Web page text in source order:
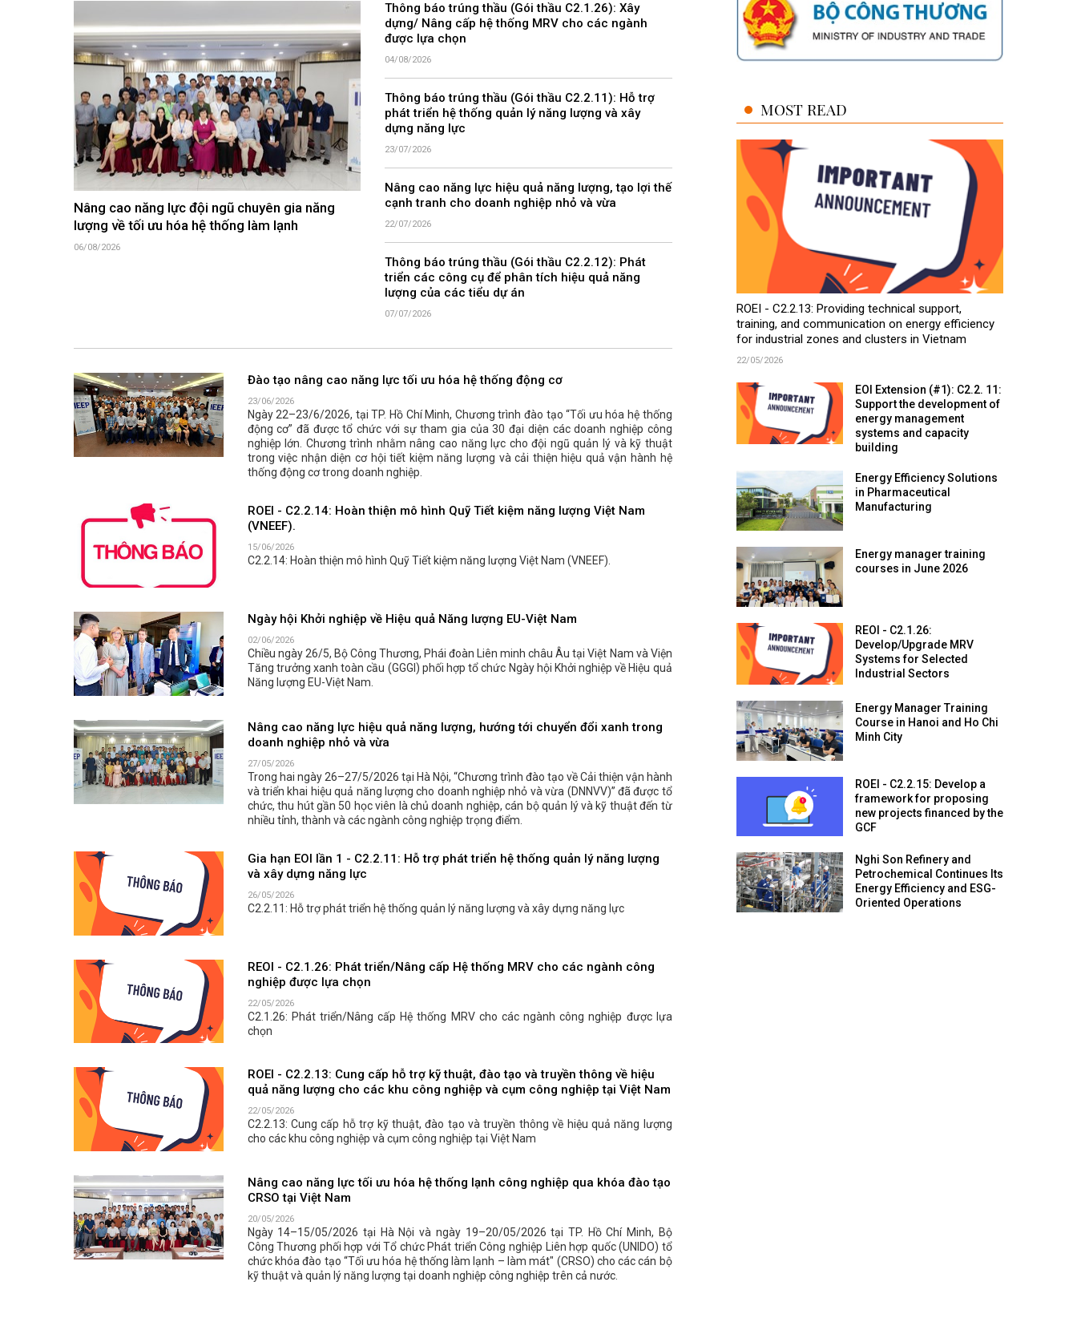
Nâng cao năng lực đội ngũ chuyên gia năng
lượng về tối ưu hóa hệ thống làm lạnh
06/08/2026
Thông báo trúng thầu (Gói thầu C2.1.26): Xây
dựng/ Nâng cấp hệ thống MRV cho các ngành
được lựa chọn
04/08/2026
Thông báo trúng thầu (Gói thầu C2.2.11): Hỗ trợ
phát triển hệ thống quản lý năng lượng và xây
dựng năng lực
23/07/2026
Nâng cao năng lực hiệu quả năng lượng, tạo lợi thế
cạnh tranh cho doanh nghiệp nhỏ và vừa
22/07/2026
Thông báo trúng thầu (Gói thầu C2.2.12): Phát
triển các công cụ để phân tích hiệu quả năng
lượng của các tiểu dự án
07/07/2026
Đào tạo nâng cao năng lực tối ưu hóa hệ thống động cơ
23/06/2026
Ngày 22–23/6/2026, tại TP. Hồ Chí Minh, Chương trình đào tạo “Tối ưu hóa hệ thống
động cơ” đã được tổ chức với sự tham gia của 30 đại diện các doanh nghiệp công
nghiệp lớn. Chương trình nhằm nâng cao năng lực cho đội ngũ quản lý và kỹ thuật
trong việc nhận diện cơ hội tiết kiệm năng lượng và cải thiện hiệu quả vận hành hệ
thống động cơ trong doanh nghiệp.
ROEI - C2.2.14: Hoàn thiện mô hình Quỹ Tiết kiệm năng lượng Việt Nam
(VNEEF).
15/06/2026
C2.2.14: Hoàn thiện mô hình Quỹ Tiết kiệm năng lượng Việt Nam (VNEEF).
Ngày hội Khởi nghiệp về Hiệu quả Năng lượng EU-Việt Nam
02/06/2026
Chiều ngày 26/5, Bộ Công Thương, Phái đoàn Liên minh châu Âu tại Việt Nam và Viện
Tăng trưởng xanh toàn cầu (GGGI) phối hợp tổ chức Ngày hội Khởi nghiệp về Hiệu quả
Năng lượng EU-Việt Nam.
Nâng cao năng lực hiệu quả năng lượng, hướng tới chuyển đổi xanh trong
doanh nghiệp nhỏ và vừa
27/05/2026
Trong hai ngày 26–27/5/2026 tại Hà Nội, “Chương trình đào tạo về Cải thiện vận hành
và triển khai hiệu quả năng lượng cho doanh nghiệp nhỏ và vừa (DNNVV)” đã được tổ
chức, thu hút gần 50 học viên là chủ doanh nghiệp, cán bộ quản lý và kỹ thuật đến từ
nhiều tỉnh, thành và các ngành công nghiệp trọng điểm.
Gia hạn EOI lần 1 - C2.2.11: Hỗ trợ phát triển hệ thống quản lý năng lượng
và xây dựng năng lực
26/05/2026
C2.2.11: Hỗ trợ phát triển hệ thống quản lý năng lượng và xây dựng năng lực
REOI - C2.1.26: Phát triển/Nâng cấp Hệ thống MRV cho các ngành công
nghiệp được lựa chọn
22/05/2026
C2.1.26: Phát triển/Nâng cấp Hệ thống MRV cho các ngành công nghiệp được lựa
chọn
ROEI - C2.2.13: Cung cấp hỗ trợ kỹ thuật, đào tạo và truyền thông về hiệu
quả năng lượng cho các khu công nghiệp và cụm công nghiệp tại Việt Nam
22/05/2026
C2.2.13: Cung cấp hỗ trợ kỹ thuật, đào tạo và truyền thông về hiệu quả năng lượng
cho các khu công nghiệp và cụm công nghiệp tại Việt Nam
Nâng cao năng lực tối ưu hóa hệ thống lạnh công nghiệp qua khóa đào tạo
CRSO tại Việt Nam
20/05/2026
Ngày 14–15/05/2026 tại Hà Nội và ngày 19–20/05/2026 tại TP. Hồ Chí Minh, Bộ
Công Thương phối hợp với Tổ chức Phát triển Công nghiệp Liên hợp quốc (UNIDO) tổ
chức khóa đào tạo “Tối ưu hóa hệ thống làm lạnh – làm mát" (CRSO) cho các cán bộ
kỹ thuật và quản lý năng lượng tại doanh nghiệp công nghiệp trên cả nước.
MOST READ
ROEI - C2.2.13: Providing technical support,
training, and communication on energy efficiency
for industrial zones and clusters in Vietnam
22/05/2026
EOI Extension (#1): C2.2. 11:
Support the development of
energy management
systems and capacity
building
Energy Efficiency Solutions
in Pharmaceutical
Manufacturing
Energy manager training
courses in June 2026
REOI - C2.1.26:
Develop/Upgrade MRV
Systems for Selected
Industrial Sectors
Energy Manager Training
Course in Hanoi and Ho Chi
Minh City
ROEI - C2.2.15: Develop a
framework for proposing
new projects financed by the
GCF
Nghi Son Refinery and
Petrochemical Continues Its
Energy Efficiency and ESG-
Oriented Operations